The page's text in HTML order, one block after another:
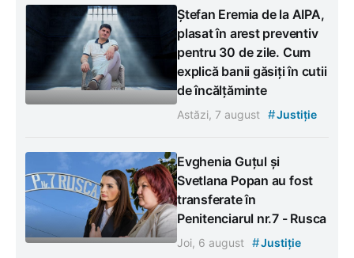
Ștefan Eremia de la AIPA,
plasat în arest preventiv
pentru 30 de zile. Cum
explică banii găsiți în cutii
de încălțăminte
Astăzi, 7 august #Justiție
Evghenia Guțul și
Svetlana Popan au fost
transferate în
Penitenciarul nr.7 - Rusca
Joi, 6 august #Justiție